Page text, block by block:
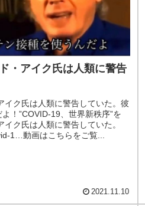
・アイク氏は人類に警告
イク氏は人類に警告していた。彼
！”COVID-19、世界新秩序”を
ク氏は人類に警告していた。
1…動画はこちらをご覧...
2021.11.10